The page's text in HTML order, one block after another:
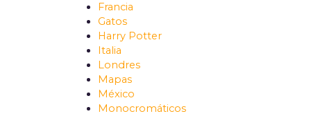
Francia
Gatos
Harry Potter
Italia
Londres
Mapas
México
Monocromáticos